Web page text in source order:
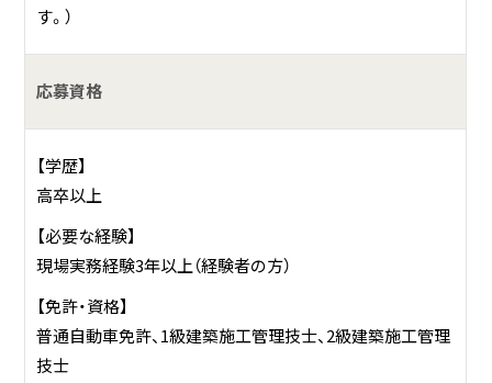
す。）
応募資格
【学歴】
高卒以上
【必要な経験】
現場実務経験3年以上（経験者の方）
【免許・資格】
普通自動車免許、1級建築施工管理技士、2級建築施工管理
技士